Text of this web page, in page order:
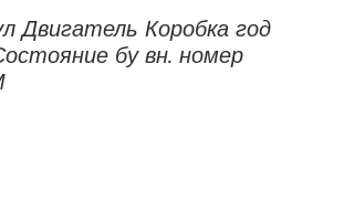
Двигатель Коробка год
бу вн. номер